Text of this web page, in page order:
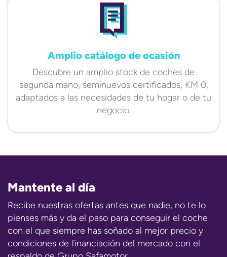
Amplio catálogo de ocasión
Descubre un amplio stock de coches de
segunda mano, seminuevos certificados, KM 0,
adaptados a las necesidades de tu hogar o de tu
negocio.
Mantente al día
Recibe nuestras ofertas antes que nadie, no te lo
pienses más y da el paso para conseguir el coche
con el que siempre has soñado al mejor precio y
condiciones de financiación del mercado con el